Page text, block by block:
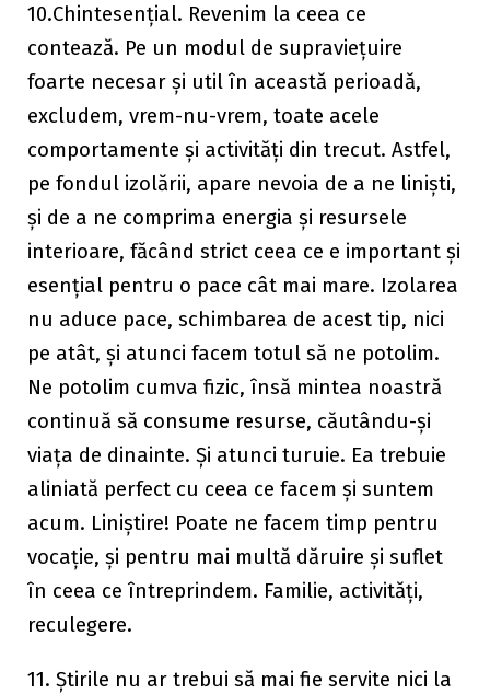
10.Chintesențial. Revenim la ceea ce
contează. Pe un modul de supraviețuire
foarte necesar și util în această perioadă,
excludem, vrem-nu-vrem, toate acele
comportamente și activități din trecut. Astfel,
pe fondul izolării, apare nevoia de a ne liniști,
și de a ne comprima energia și resursele
interioare, făcând strict ceea ce e important și
esențial pentru o pace cât mai mare. Izolarea
nu aduce pace, schimbarea de acest tip, nici
pe atât, și atunci facem totul să ne potolim.
Ne potolim cumva fizic, însă mintea noastră
continuă să consume resurse, căutându-și
viața de dinainte. Și atunci turuie. Ea trebuie
aliniată perfect cu ceea ce facem și suntem
acum. Liniștire! Poate ne facem timp pentru
vocație, și pentru mai multă dăruire și suflet
în ceea ce întreprindem. Familie, activități,
reculegere.
11. Știrile nu ar trebui să mai fie servite nici la